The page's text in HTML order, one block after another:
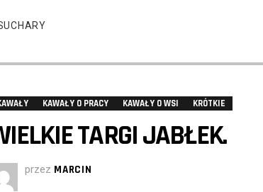
KAWAŁY O PRACY KAWAŁY O WSI KRÓTKIE
TARGI JABŁEK.
przez MARCIN